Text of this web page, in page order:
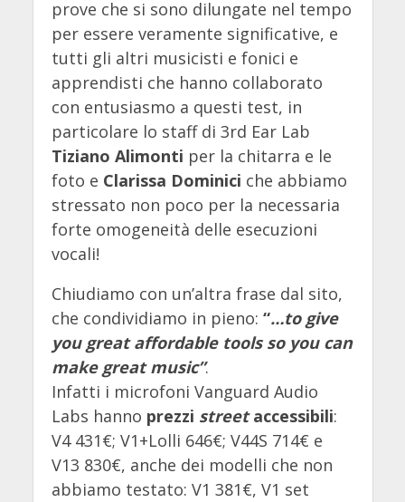
prove che si sono dilungate nel tempo
per essere veramente significative, e
tutti gli altri musicisti e fonici e
apprendisti che hanno collaborato
con entusiasmo a questi test, in
particolare lo staff di 3rd Ear Lab
Tiziano Alimonti per la chitarra e le
foto e Clarissa Dominici che abbiamo
stressato non poco per la necessaria
forte omogeneità delle esecuzioni
vocali!
Chiudiamo con un’altra frase dal sito,
che condividiamo in pieno: “…to give
you great affordable tools so you can
make great music”.
Infatti i microfoni Vanguard Audio
Labs hanno prezzi streetaccessibili:
V4 431€; V1+Lolli 646€; V44S 714€ e
V13 830€, anche dei modelli che non
abbiamo testato: V1 381€, V1 set